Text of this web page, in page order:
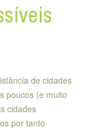
de cidades
poucos (e muito
cidades
por tanto